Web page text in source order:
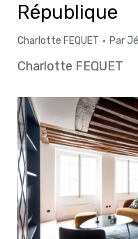
République
Charlotte FEQUET Par
Charlotte FEQUET